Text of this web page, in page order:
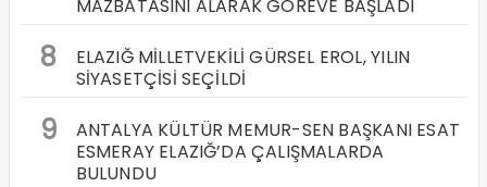
MAZBATASINI ALARAK GÖREVE BAŞLADI
8
ELAZIĞ MİLLETVEKİLİ GÜRSEL EROL, YILIN
SİYASETÇİSİ SEÇİLDİ
9
ANTALYA KÜLTÜR MEMUR-SEN BAŞKANI ESAT
ESMERAY ELAZIĞ’DA ÇALIŞMALARDA
BULUNDU